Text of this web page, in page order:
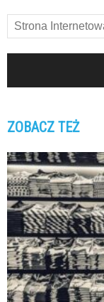
ZOBACZ TEŻ